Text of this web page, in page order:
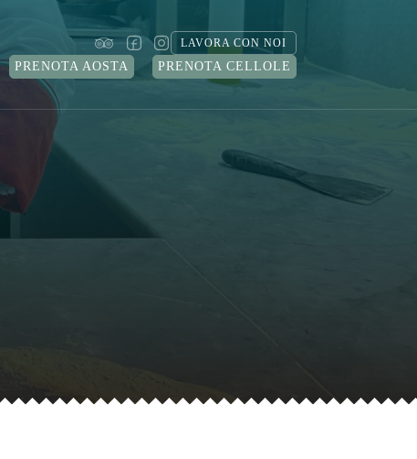
LAVORA CON NOI
PRENOTA AOSTA PRENOTA CELLOLE